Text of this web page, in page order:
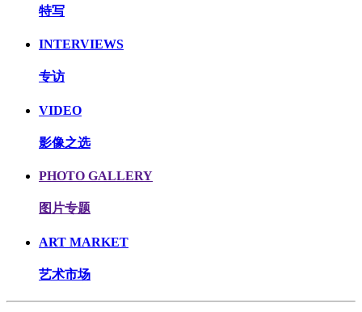
特写
INTERVIEWS
专访
VIDEO
影像之选
PHOTO GALLERY
图片专题
ART MARKET
艺术市场